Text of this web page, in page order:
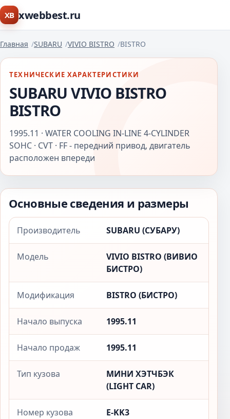
XB xwebbest.ru
Главная SUBARU VIVIO BISTRO BISTRO
ТЕХНИЧЕСКИЕ ХАРАКТЕРИСТИКИ
SUBARU VIVIO BISTRO
BISTRO
1995.11 · WATER COOLING IN-LINE 4-CYLINDER
SOHC · CVT · FF - передний привод, двигатель
расположен впереди
Основные сведения и размеры
Производитель SUBARU (СУБАРУ)
Модель
VIVIO BISTRO (ВИВИО
БИСТРО)
Модификация BISTRO (БИСТРО)
Начало выпуска 1995.11
Начало продаж 1995.11
Тип кузова
МИНИ ХЭТЧБЭК
(LIGHT CAR)
Номер кузова E-KK3